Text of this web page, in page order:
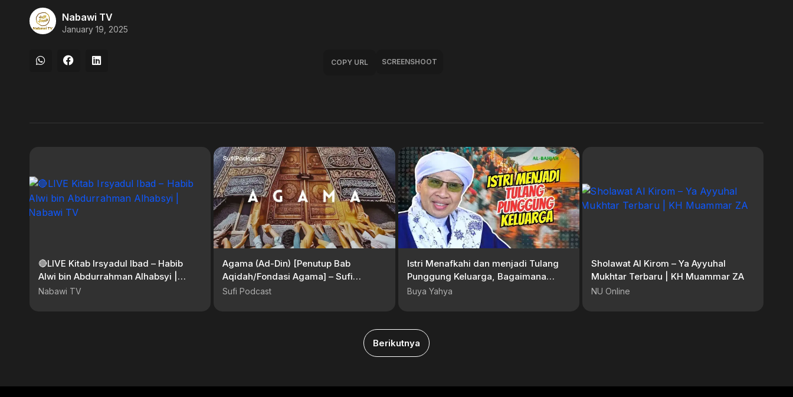
Nabawi TV
January 19, 2025
COPY URL SCREENSHOOT
🔴LIVE Kitab Irsyadul Ibad – Habib
Alwi bin Abdurrahman Alhabsyi |
Nabawi TV
Nabawi TV
Agama (Ad-Din) [Penutup Bab
Aqidah/Fondasi Agama] – Sufi
Podcast
Sufi Podcast
Istri Menafkahi dan menjadi Tulang
Punggung Keluarga, Bagaimana
Hukumnya? | Buya Yahya
Buya Yahya
Sholawat Al Kirom – Ya Ayyuhal
Mukhtar Terbaru | KH Muammar ZA
NU Online
Berikutnya